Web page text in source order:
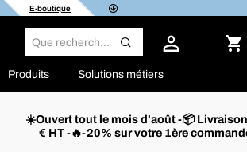
E-boutique
Produits Solutions métiers
☀️Ouvert tout le mois d'août -📦
€ HT -🔥-20% sur votre 1ère